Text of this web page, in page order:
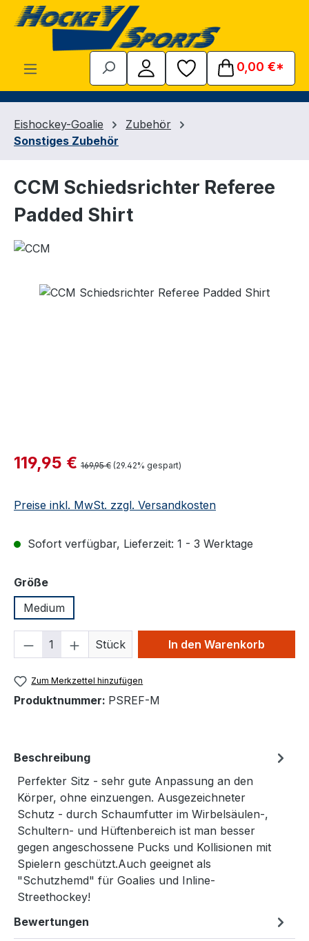
Zum Hauptinhalt springen
0,00 €*
Eishockey-Goalie
Zubehör
Sonstiges Zubehör
CCM Schiedsrichter Referee
Padded Shirt
Bildergalerie überspringen
Verkaufspreis:
119,95 € Regulärer Preis:
169,95 € (29.42% gespart)
Preise inkl. MwSt. zzgl. Versandkosten
Sofort verfügbar, Lieferzeit: 1 - 3 Werktage
Größeauswählen
Medium
Produkt Anzahl: Gib den
Stück In den Warenkorb
Zum Merkzettel hinzufügen
Produktnummer: PSREF-M
Beschreibung
Perfekter Sitz - sehr gute Anpassung an den
Körper, ohne einzuengen. Ausgezeichneter
Schutz - durch Schaumfutter im Wirbelsäulen-,
Schultern- und Hüftenbereich ist man besser
gegen angeschossene Pucks und Kollisionen mit
Spielern geschützt.Auch geeignet als
"Schutzhemd" für Goalies und Inline-
Streethockey!
Bewertungen